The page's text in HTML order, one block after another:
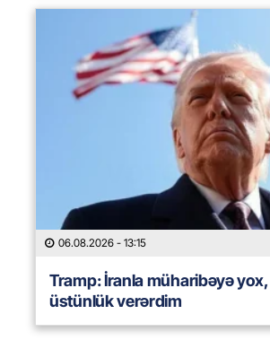
06.08.2026 - 13:15
Tramp: İranla müharibəyə
üstünlük verərdim